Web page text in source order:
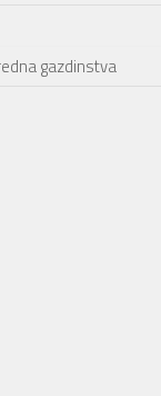
gazdinstva